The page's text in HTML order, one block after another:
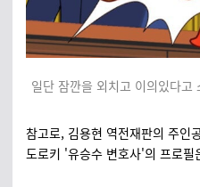
일단 잠깐을 외치고 이의있다
참고로, 김용현 역전재판의 주인
도로키 '유승수 변호사'의 프로